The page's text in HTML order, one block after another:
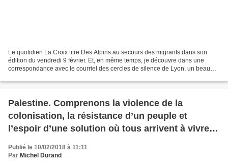
Le quotidien La Croix titre Des Alpins au secours des migrants dans son
édition du vendredi 9 février. Et, en même temps, je découvre dans une
correspondance avec le courriel des cercles de silence de Lyon, un beau
Palestine. Comprenons la violence de la
colonisation, la résistance d’un peuple et
l’espoir d’une solution où tous arrivent à vivre
Publié le 10/02/2018 à 11:11
Par Michel Durand